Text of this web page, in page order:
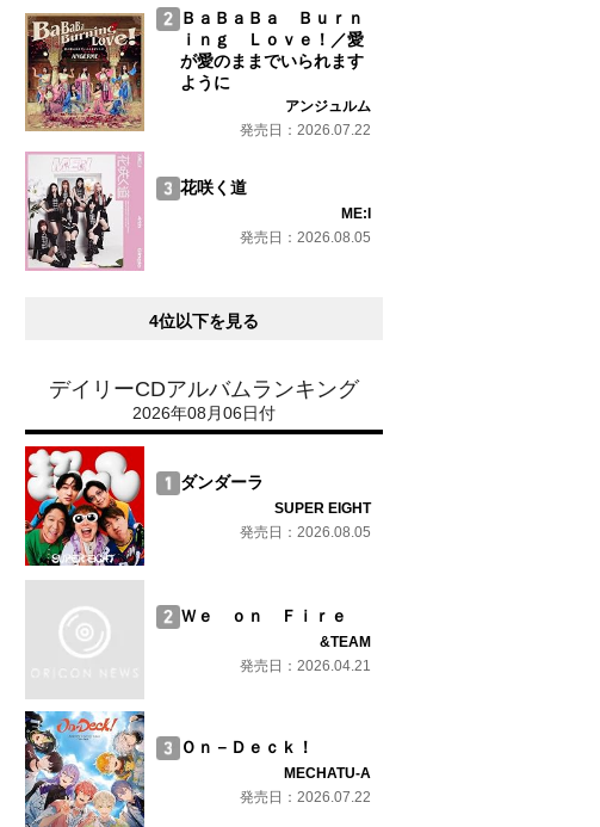
ＢａＢａＢａ Ｂｕｒｎ
ｉｎｇ Ｌｏｖｅ！／愛
が愛のままでいられます
ように
アンジュルム
発売日：2026.07.22
花咲く道
ME:I
発売日：2026.08.05
4位以下を見る
デイリーCDアルバムランキング
2026年08月06日付
ダンダーラ
SUPER EIGHT
発売日：2026.08.05
Ｗｅ ｏｎ Ｆｉｒｅ
&TEAM
発売日：2026.04.21
Ｏｎ－Ｄｅｃｋ！
MECHATU-A
発売日：2026.07.22